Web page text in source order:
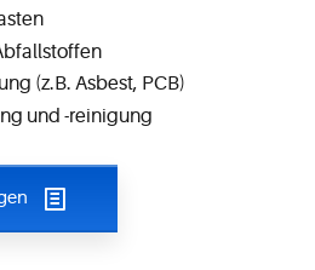
(z.B. Asbest, PCB)
und -reinigung